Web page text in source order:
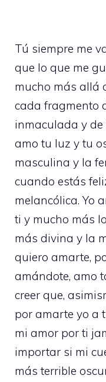
Tú siempre me
que lo que me
mucho más allá
cada fragmento
inmaculada y de
amo tu luz y tu
masculina y la
cuando estás
melancólica. Yo
ti y mucho más
más divina y la
quiero amarte,
amándote, amo
creer que,
por amarte yo a
mi amor por ti
importar si mi
más terrible